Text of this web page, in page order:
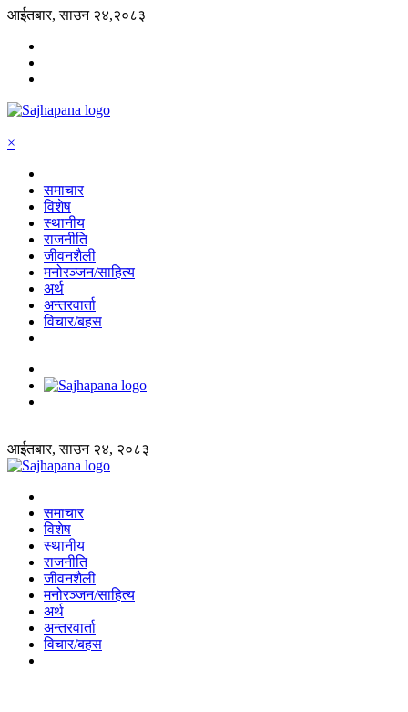
आईतबार, साउन २४,२०८३
×
समाचार
विशेष
स्थानीय
राजनीति
जीवनशैली
मनोरञ्जन/साहित्य
अर्थ
अन्तरवार्ता
विचार/बहस
आईतबार, साउन २४, २०८३
समाचार
विशेष
स्थानीय
राजनीति
जीवनशैली
मनोरञ्जन/साहित्य
अर्थ
अन्तरवार्ता
विचार/बहस